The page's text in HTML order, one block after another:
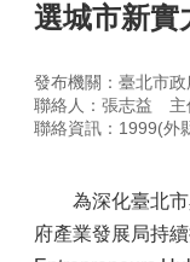
選城市新實
發布機關：臺北市
聯絡人：張志益 主
聯絡資訊：1999(外
為深化臺北市
府產業發展局持